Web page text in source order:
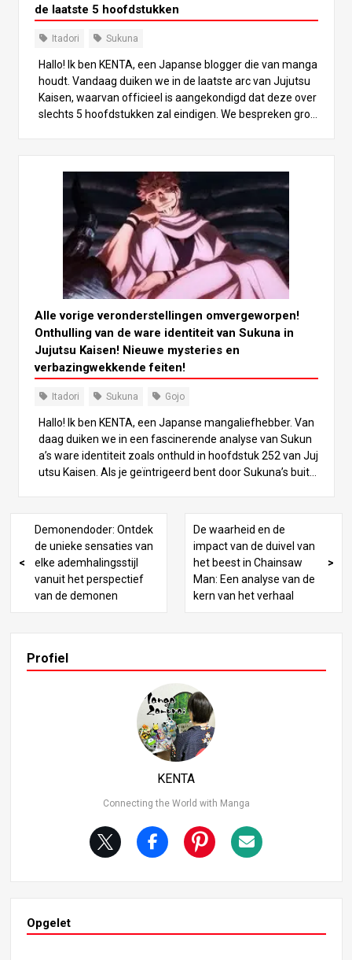
de laatste 5 hoofdstukken
Itadori Sukuna
Hallo! Ik ben KENTA, een Japanse blogger die van manga
houdt. Vandaag duiken we in de laatste arc van Jujutsu
Kaisen, waarvan officieel is aangekondigd dat deze over
slechts 5 hoofdstukken zal eindigen. We bespreken gron
l, dus laten we samen genieten van elk moment terwijl w
e de grote finale naderen! Introductie De officiële aanko
ndiging dat Jujutsu Kaisen zal eindigen in nog maar 5 ho
ofdstukken heeft schokgolven door de fanbase gestuur
d. Sociale media gonst van vragen als: “Kan het echt eind
igen in slechts vijf hoofdstukken?”. Met nog zoveel myst
eries en onopgeloste plotpunten, vragen veel fans zich a
f of alles echt kan worden afgerond in zo’n korte tijd. In d
it artikel duiken we diep in de huidige staat van Jujutsu K
aisen, de onopgeloste plotlijnen en welke conclusie we k
unnen verwachten. De officiële aankondiging en reactie
s van fans Op 20 augustus kondigde het officiële Twitter
-account aan dat Jujutsu Kaisen zou eindigen in nog ma
ar 5 hoofdstukken. Deze plotselinge aankondiging verra
en in intense gevechten zit met Itadori en Sukuna, en m
et Fushiguro Megumi’s mogelijke heropleving nog in het
vooruitzicht.
Alle vorige veronderstellingen omvergeworpen!
Onthulling van de ware identiteit van Sukuna in
Jujutsu Kaisen! Nieuwe mysteries en
verbazingwekkende feiten!
Itadori Sukuna Gojo
Hallo! Ik ben KENTA, een Japanse mangaliefhebber. Van
daag duiken we in een fascinerende analyse van Sukun
a’s ware identiteit zoals onthuld in hoofdstuk 252 van Juj
utsu Kaisen. Als je geïntrigeerd bent door Sukuna’s buite
t mysterie van Sukuna duiken In hoofdstuk 252 van Jujut
su Kaisen is belangrijke informatie over de ziel van Suku
na onthuld. Deze nieuwe informatie daagt de vooroordel
verhaal in hoofdstuk 252. De entiteit die de ziel van Suku
na benaderde Het verhaal in hoofdstuk 252 suggereerde
redenen waarom de zielscontouren van Sukuna verschill
en van die van andere personages. Gewoonlijk worden d
e zielscontouren duidelijker wanneer meerdere zielen in
één lichaam wonen. Het verhaal stelde echter dat Sukun
a’s zielscontouren meer gedefinieerd werden, net als bij
ntouren meer gedefinieerd werden, niet door het samen
wonen met Yuuji, maar mogelijk door een andere entitei
Demonendoder: Ontdek
de unieke sensaties van
elke ademhalingsstijl
vanuit het perspectief
van de demonen
De waarheid en de
impact van de duivel van
het beest in Chainsaw
Man: Een analyse van de
kern van het verhaal
Profiel
KENTA
Connecting the World with Manga
Opgelet